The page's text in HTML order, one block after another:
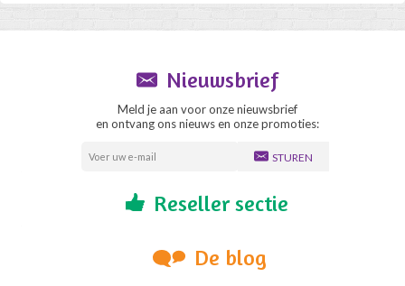
Nieuwsbrief
Meld je aan voor onze nieuwsbrief
en ontvang ons nieuws en onze promoties:
STUREN
Reseller sectie
De blog